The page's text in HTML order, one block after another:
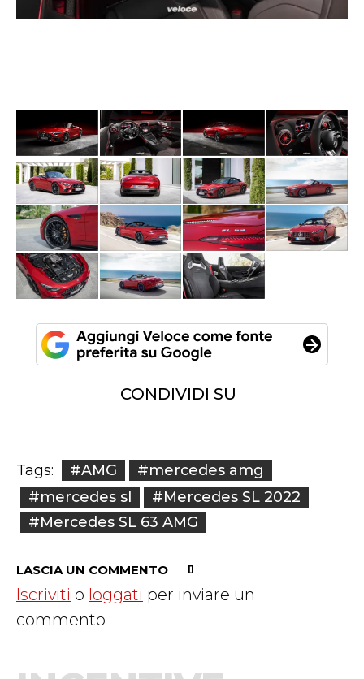
CONDIVIDI SU
Tags: #AMG
#mercedes amg
#mercedes sl
#Mercedes SL 2022
#Mercedes SL 63 AMG
LASCIA UN COMMENTO
Iscriviti o loggati per inviare un
commento